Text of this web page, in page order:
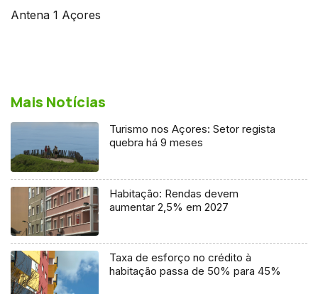
Antena 1 Açores
Mais Notícias
Turismo nos Açores: Setor regista
quebra há 9 meses
Habitação: Rendas devem
aumentar 2,5% em 2027
Taxa de esforço no crédito à
habitação passa de 50% para 45%